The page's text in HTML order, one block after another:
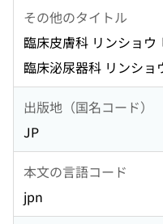
その他のタイトル
臨床皮膚科 リンショウ
臨床泌尿器科 リンショ
出版地（国名コード）
JP
本文の言語コード
jpn